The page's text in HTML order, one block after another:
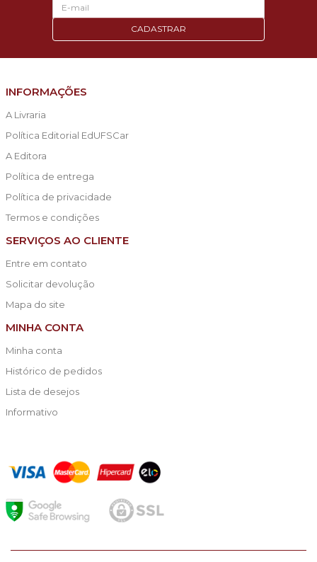
CADASTRAR
INFORMAÇÕES
A Livraria
Política Editorial EdUFSCar
A Editora
Política de entrega
Política de privacidade
Termos e condições
SERVIÇOS AO CLIENTE
Entre em contato
Solicitar devolução
Mapa do site
MINHA CONTA
Minha conta
Histórico de pedidos
Lista de desejos
Informativo